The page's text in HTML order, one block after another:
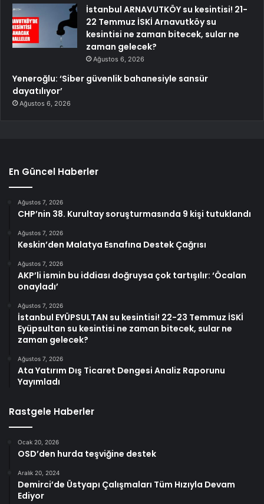
İstanbul ARNAVUTKÖY su kesintisi! 21-
22 Temmuz İSKİ Arnavutköy su
kesintisi ne zaman bitecek, sular ne
zaman gelecek?
Ağustos 6, 2026
Yeneroğlu: ‘Siber güvenlik bahanesiyle sansür
dayatılıyor’
Ağustos 6, 2026
En Güncel Haberler
Ağustos 7, 2026
CHP’nin 38. Kurultay soruşturmasında 9 kişi tutuklandı
Ağustos 7, 2026
Keskin’den Malatya Esnafına Destek Çağrısı
Ağustos 7, 2026
AKP’li ismin bu iddiası doğruysa çok tartışılır: ‘Öcalan
onayladı’
Ağustos 7, 2026
İstanbul EYÜPSULTAN su kesintisi! 22-23 Temmuz İSKİ
Eyüpsultan su kesintisi ne zaman bitecek, sular ne
zaman gelecek?
Ağustos 7, 2026
Ata Yatırım Dış Ticaret Dengesi Analiz Raporunu
Yayımladı
Rastgele Haberler
Ocak 20, 2026
OSD’den hurda teşviğine destek
Aralık 20, 2024
Demirci’de Üstyapı Çalışmaları Tüm Hızıyla Devam
Ediyor